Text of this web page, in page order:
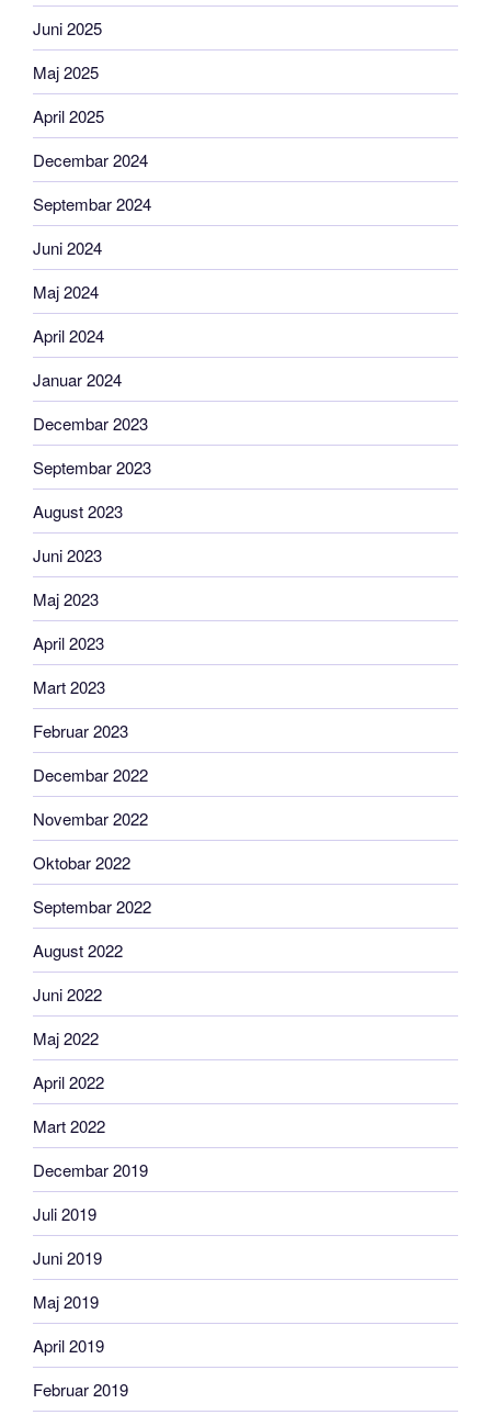
Juni 2025
Maj 2025
April 2025
Decembar 2024
Septembar 2024
Juni 2024
Maj 2024
April 2024
Januar 2024
Decembar 2023
Septembar 2023
August 2023
Juni 2023
Maj 2023
April 2023
Mart 2023
Februar 2023
Decembar 2022
Novembar 2022
Oktobar 2022
Septembar 2022
August 2022
Juni 2022
Maj 2022
April 2022
Mart 2022
Decembar 2019
Juli 2019
Juni 2019
Maj 2019
April 2019
Februar 2019